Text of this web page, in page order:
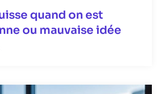
quand on est
ou mauvaise idée